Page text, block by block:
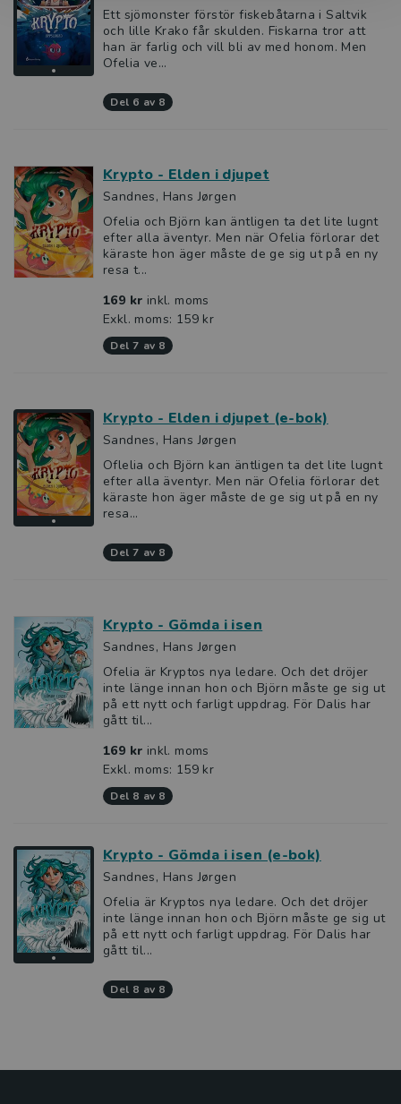
Ett sjömonster förstör fiskebåtarna i Saltvik
och lille Krako får skulden. Fiskarna tror att
han är farlig och vill bli av med honom. Men
Ofelia ve...
del 6 av 8
Krypto - Elden i djupet
Sandnes, Hans Jørgen
Ofelia och Björn kan äntligen ta det lite lugnt
efter alla äventyr. Men när Ofelia förlorar det
käraste hon äger måste de ge sig ut på en ny
resa t...
169 kr inkl. moms
Exkl. moms: 159 kr
del 7 av 8
Krypto - Elden i djupet (e-bok)
Sandnes, Hans Jørgen
Oflelia och Björn kan äntligen ta det lite lugnt
efter alla äventyr. Men när Ofelia förlorar det
käraste hon äger måste de ge sig ut på en ny
resa...
del 7 av 8
Krypto - Gömda i isen
Sandnes, Hans Jørgen
Ofelia är Kryptos nya ledare. Och det dröjer
inte länge innan hon och Björn måste ge sig ut
på ett nytt och farligt uppdrag. För Dalis har
gått til...
169 kr inkl. moms
Exkl. moms: 159 kr
del 8 av 8
Krypto - Gömda i isen (e-bok)
Sandnes, Hans Jørgen
Ofelia är Kryptos nya ledare. Och det dröjer
inte länge innan hon och Björn måste ge sig ut
på ett nytt och farligt uppdrag. För Dalis har
gått til...
del 8 av 8